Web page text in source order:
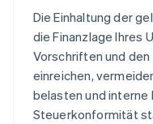
Bewahren Sie alle
Planen Sie für das
Erklärungen von
Lohnsteuer
Verbrauchssteuer
Die Einhaltung der
die Finanzlage Ihres
Vorschriften und
einreichen,
belasten und interne
Steuerkonformität